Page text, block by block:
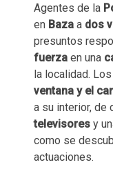
Agentes de la
en Baza a dos
presuntos
fuerza en una
la localidad.
ventana y el
a su interior, de
televisores y
como se
actuaciones.